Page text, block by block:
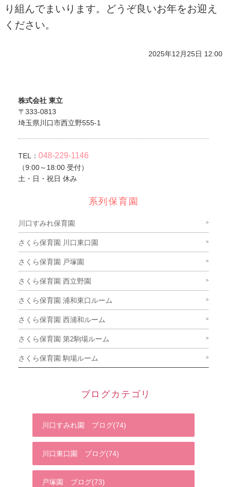
り組んでまいります。どうぞ良いお年をお迎え
ください。
2025年12月25日 12:00
株式会社 東立
〒333-0813
埼玉県川口市西立野555-1
TEL： 048-229-1146
（9:00～18:00 受付）
土・日・祝日 休み
系列保育園
川口すみれ保育園
さくら保育園 川口東口園
さくら保育園 戸塚園
さくら保育園 西立野園
さくら保育園 浦和東口ルーム
さくら保育園 西浦和ルーム
さくら保育園 第2駒場ルーム
さくら保育園 駒場ルーム
ブログカテゴリ
川口すみれ園 ブログ(74)
川口東口園 ブログ(74)
戸塚園 ブログ(73)